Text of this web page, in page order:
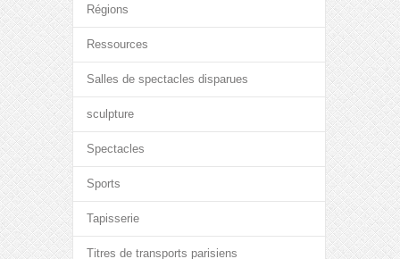
Régions
Ressources
Salles de spectacles disparues
sculpture
Spectacles
Sports
Tapisserie
Titres de transports parisiens